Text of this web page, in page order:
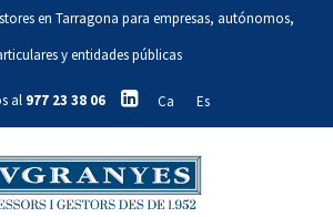
en Tarragona para empresas, autónomos,
y entidades públicas
al 977 23 38 06 Ca Es